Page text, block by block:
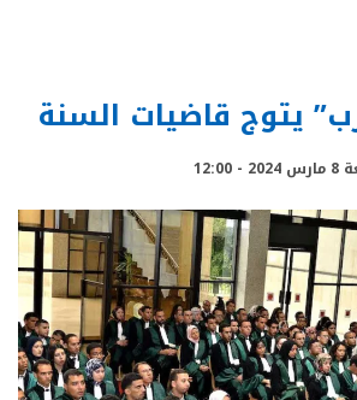
يتوج قاضيات السنة